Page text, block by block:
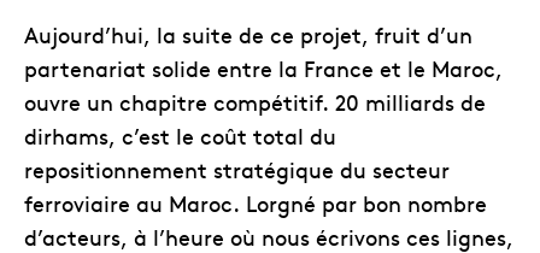
Aujourd’hui, la suite de ce projet, fruit d’un
partenariat solide entre la France et le Maroc,
ouvre un chapitre compétitif. 20 milliards de
dirhams, c’est le coût total du
repositionnement stratégique du secteur
ferroviaire au Maroc. Lorgné par bon nombre
d’acteurs, à l’heure où nous écrivons ces lignes,